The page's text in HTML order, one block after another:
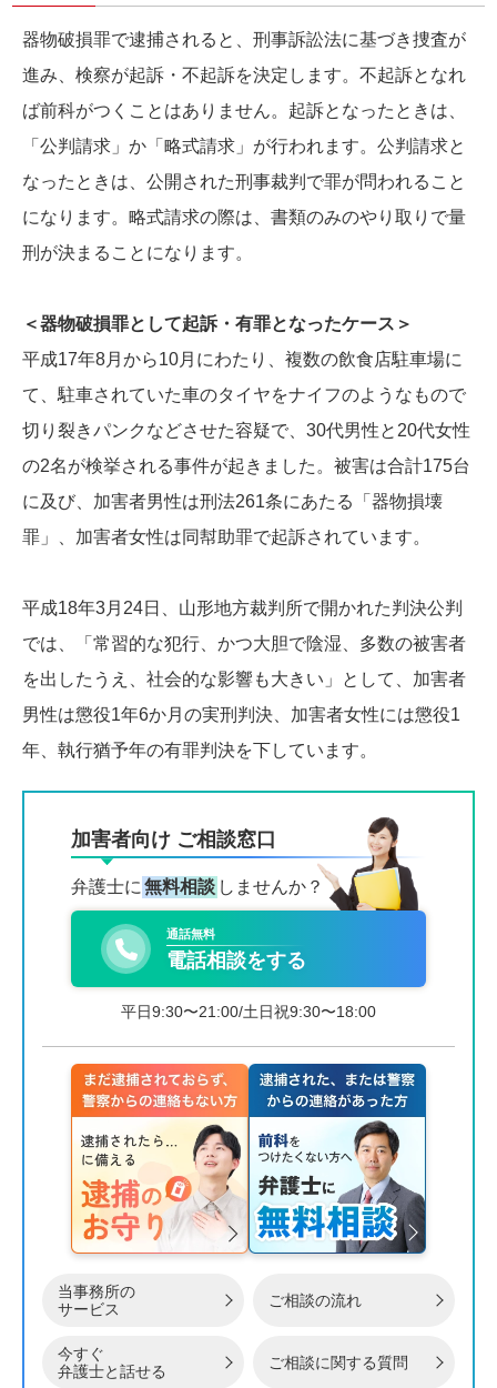
器物破損罪で逮捕されると、刑事訴訟法に基づき捜査が
進み、検察が起訴・不起訴を決定します。不起訴となれ
ば前科がつくことはありません。起訴となったときは、
「公判請求」か「略式請求」が行われます。公判請求と
なったときは、公開された刑事裁判で罪が問われること
になります。略式請求の際は、書類のみのやり取りで量
刑が決まることになります。
＜器物破損罪として起訴・有罪となったケース＞
平成17年8月から10月にわたり、複数の飲食店駐車場に
て、駐車されていた車のタイヤをナイフのようなもので
切り裂きパンクなどさせた容疑で、30代男性と20代女性
の2名が検挙される事件が起きました。被害は合計175台
に及び、加害者男性は刑法261条にあたる「器物損壊
罪」、加害者女性は同幇助罪で起訴されています。
平成18年3月24日、山形地方裁判所で開かれた判決公判
では、「常習的な犯行、かつ大胆で陰湿、多数の被害者
を出したうえ、社会的な影響も大きい」として、加害者
男性は懲役1年6か月の実刑判決、加害者女性には懲役1
年、執行猶予年の有罪判決を下しています。
加害者向け ご相談窓口
弁護士に 無料相談 しませんか？
通話無料
電話相談をする
平日9:30〜21:00/土日祝9:30〜18:00
当事務所の
サービス
ご相談の流れ
今すぐ
弁護士と話せる
ご相談に関する質問